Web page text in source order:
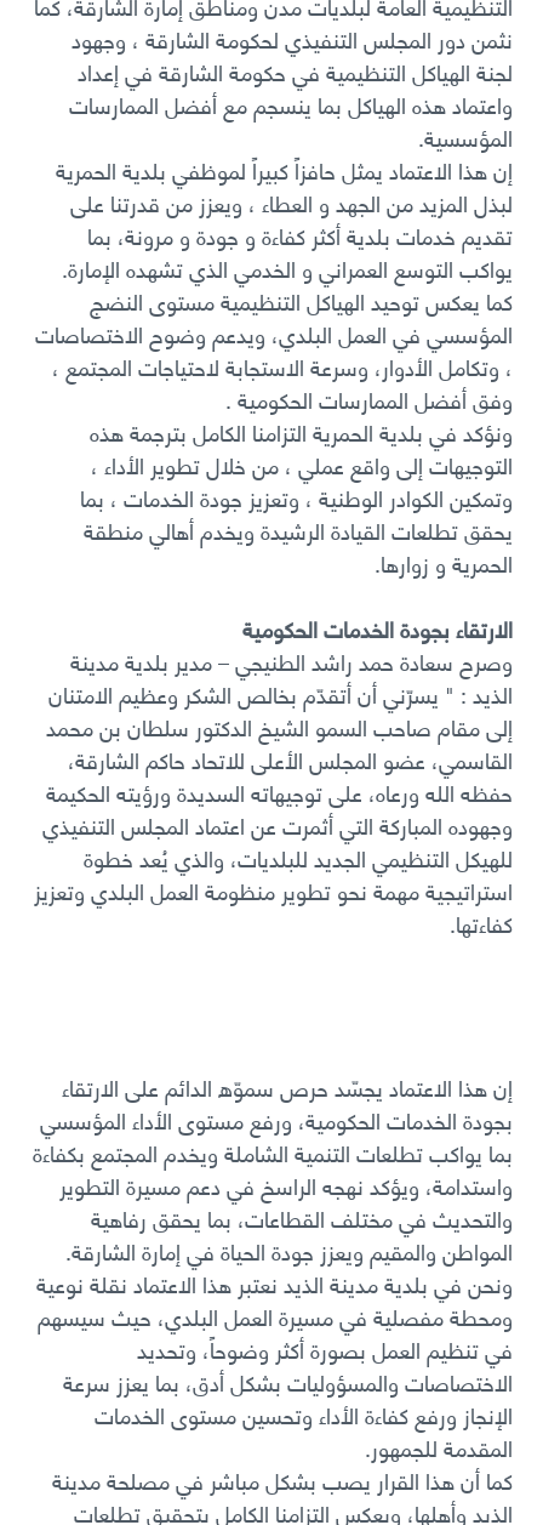
نثمن دور المجلس التنفيذي لحكومة الشارقة ، وجهود
لجنة الهياكل التنظيمية في حكومة الشارقة في إعداد
واعتماد هذه الهياكل بما ينسجم مع أفضل الممارسات
المؤسسية.
إن هذا الاعتماد يمثل حافزاً كبيراً لموظفي بلدية الحمرية
لبذل المزيد من الجهد و العطاء ، ويعزز من قدرتنا على
تقديم خدمات بلدية أكثر كفاءة و جودة و مرونة، بما
يواكب التوسع العمراني و الخدمي الذي تشهده الإمارة.
كما يعكس توحيد الهياكل التنظيمية مستوى النضج
المؤسسي في العمل البلدي، ويدعم وضوح الاختصاصات
، وتكامل الأدوار، وسرعة الاستجابة لاحتياجات المجتمع ،
وفق أفضل الممارسات الحكومية .
ونؤكد في بلدية الحمرية التزامنا الكامل بترجمة هذه
التوجيهات إلى واقع عملي ، من خلال تطوير الأداء ،
وتمكين الكوادر الوطنية ، وتعزيز جودة الخدمات ، بما
يحقق تطلعات القيادة الرشيدة ويخدم أهالي منطقة
الحمرية و زوارها.
الارتقاء بجودة الخدمات الحكومية
وصرح سعادة حمد راشد الطنيجي – مدير بلدية مدينة
الذيد : " يسرّني أن أتقدّم بخالص الشكر وعظيم الامتنان
إلى مقام صاحب السمو الشيخ الدكتور سلطان بن محمد
القاسمي، عضو المجلس الأعلى للاتحاد حاكم الشارقة،
حفظه الله ورعاه، على توجيهاته السديدة ورؤيته الحكيمة
وجهوده المباركة التي أثمرت عن اعتماد المجلس التنفيذي
للهيكل التنظيمي الجديد للبلديات، والذي يُعد خطوة
استراتيجية مهمة نحو تطوير منظومة العمل البلدي وتعزيز
كفاءتها.
إن هذا الاعتماد يجسّد حرص سموّه الدائم على الارتقاء
بجودة الخدمات الحكومية، ورفع مستوى الأداء المؤسسي
بما يواكب تطلعات التنمية الشاملة ويخدم المجتمع بكفاءة
واستدامة، ويؤكد نهجه الراسخ في دعم مسيرة التطوير
والتحديث في مختلف القطاعات، بما يحقق رفاهية
المواطن والمقيم ويعزز جودة الحياة في إمارة الشارقة.
ونحن في بلدية مدينة الذيد نعتبر هذا الاعتماد نقلة نوعية
ومحطة مفصلية في مسيرة العمل البلدي، حيث سيسهم
في تنظيم العمل بصورة أكثر وضوحاً، وتحديد
الاختصاصات والمسؤوليات بشكل أدق، بما يعزز سرعة
الإنجاز ورفع كفاءة الأداء وتحسين مستوى الخدمات
المقدمة للجمهور.
كما أن هذا القرار يصب بشكل مباشر في مصلحة مدينة
الذيد وأهلها، ويعكس التزامنا الكامل بتحقيق تطلعات